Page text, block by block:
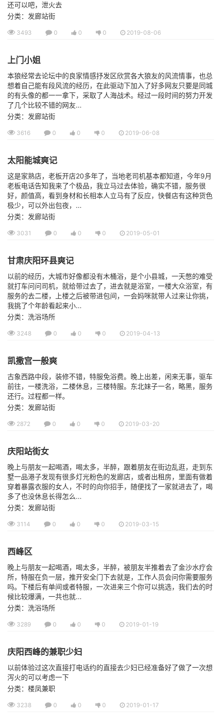
还可以吧，泄火去
分类：发廊站街
3493 0 0 0 2019-08-06
上门小姐
本狼经常去论坛中的良家情感抒发区欣赏各大狼友的风流情事，也总
想着自己能有段风流的经历，在此驱动下加入了好多网友只要是同城
的有头像的都一一拿下，采取了人海战术。经过一段时间的努力开发
了几个比较不错的网友...
分类：发廊站街
3616 0 0 0 2019-06-08
太阳能城爽记
这是家熟店，老板开店20多年了，当地老司机基本都知道，今年9月
老板电话告知我来了个极品，我立马过去体验，确实不错，服务很
好，颜值高，看到身材和长相本人立马有了反应，快餐店有这种货色
极少，可以外出包夜，...
分类：发廊站街
3031 0 0 0 2019-05-01
甘肃庆阳环县爽记
以前的经历，大城市好像都没有木桶浴，是个小县城，一天憋的难受
就打车问问司机，就给带过去了，进去就是浴室，一楼大众浴室，有
服务的去二楼，上楼之后被带进包间，一会妈咪就带人过来让你挑，
我挑了个年龄看起来小...
分类：洗浴场所
3248 0 0 0 2019-04-13
凯撒宫一般爽
古象西路中段，装修不错，特服免浴费。晚上出差，闲来无事，驱车
前往，一楼洗浴，二楼休息，三楼特服。东北妹子一名，略黑，服务
还行。过程都一样。
分类：发廊站街
2872 0 0 0 2019-03-20
庆阳站街女
晚上与朋友一起喝酒，喝太多，半醉，跟着朋友在街边乱逛，走到东
墅一品港子发现有很多灯光粉色的发廊店，或者出租房，里面有做着
穿着暴露衣服的女人，不时的向你招手，随便找了一家就进去了，喝
多了也没休息长得怎么...
分类：发廊站街
3114 0 0 0 2019-03-15
西峰区
晚上与朋友一起喝酒，喝太多，半醉，被朋友半推着去了金沙水疗会
所，特服在负一层，推开安全门下去就是，工作人员会问你需要服务
吗。下楼后有单间或者特服，一次进来三个你可以挑选，我们去的时
候比较爆满，一共也就...
分类：洗浴场所
3289 0 0 0 2019-01-19
庆阳西峰的兼职少妇
以前体验过这次直接打电话约的直接去少妇已经准备好了做了一次想
泻火的可以考虑一下
分类：楼凤兼职
3238 0 0 0 2019-01-17